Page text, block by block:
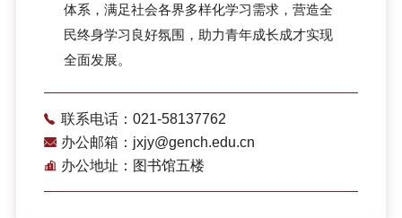
体系，满足社会各界多样化学习需求，营造全
民终身学习良好氛围，助力青年成长成才实现
全面发展。
联系电话：021-58137762
办公邮箱：jxjy@gench.edu.cn
办公地址：图书馆五楼